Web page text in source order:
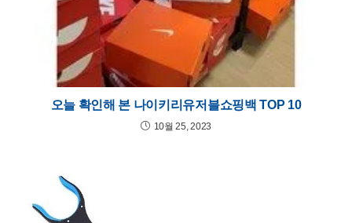
오늘 확인해 본 나이키리유저블쇼핑백 TOP 10
10월 25, 2023